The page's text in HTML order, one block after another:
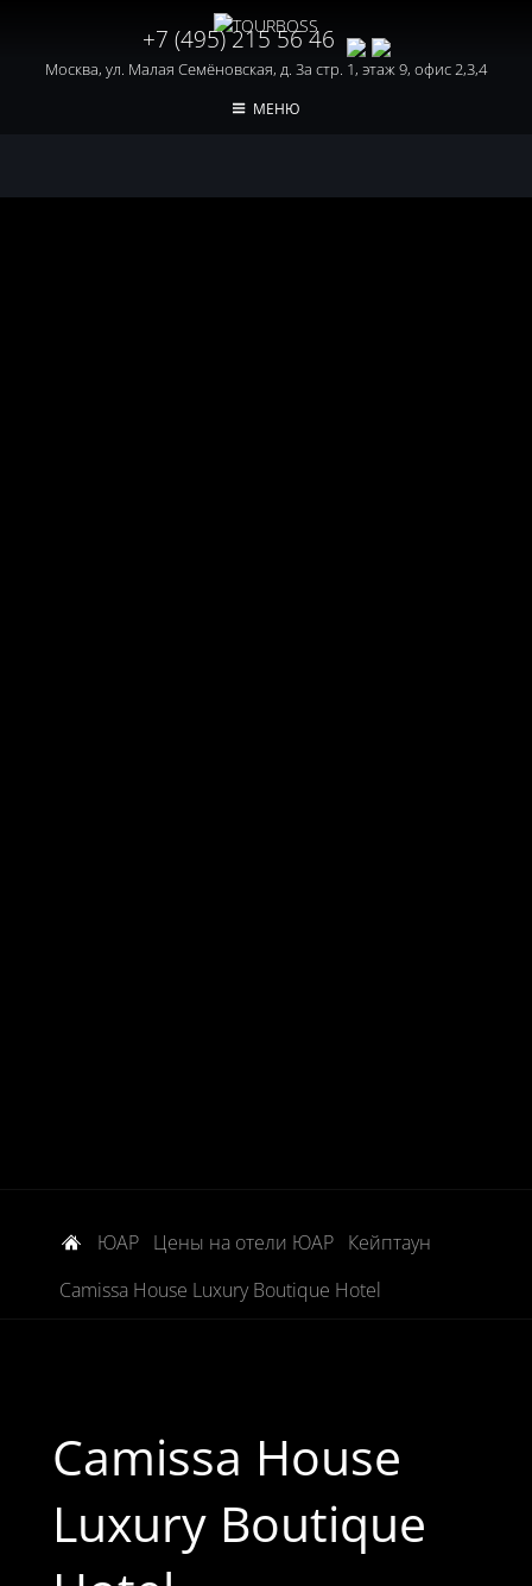
+7 (495) 215 56 46
Москва, ул. Малая Семёновская, д. 3а стр. 1, этаж 9, офис 2,3,4
МЕНЮ
ЮАР Цены на отели ЮАР
Кейптаун
Camissa House Luxury Boutique Hotel
Camissa House
Luxury Boutique